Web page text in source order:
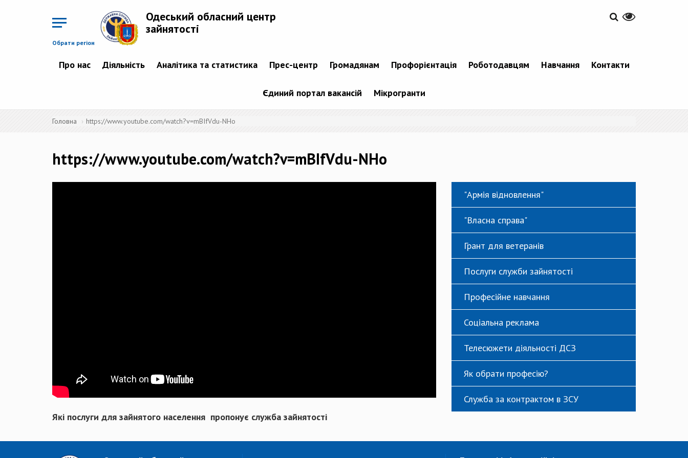
Обрати регіон
Одеський обласний центр
зайнятості
Про нас Діяльність Аналітика та статистика Прес-центр Громадянам Профорієнтація Роботодавцям Навчання Контакти
Єдиний портал вакансій Мікрогранти
Головна https://www.youtube.com/watch?v=mBIfVdu-NHo
https://www.youtube.com/watch?v=mBIfVdu-NHo
Які послуги для зайнятого населення пропонує служба зайнятості
"Армія відновлення"
"Власна справа"
Грант для ветеранів
Послуги служби зайнятості
Професійне навчання
Соціальна реклама
Телесюжети діяльності ДСЗ
Як обрати професію?
Служба за контрактом в ЗСУ